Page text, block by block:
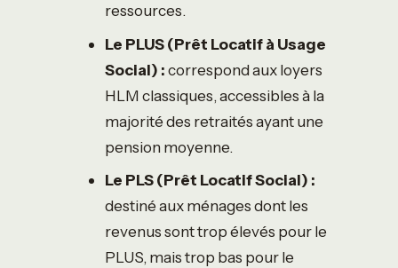
ressources.
Le PLUS (Prêt Locatif à Usage
Social) :correspond aux loyers
HLM classiques, accessibles à la
majorité des retraités ayant une
pension moyenne.
Le PLS (Prêt Locatif Social) :
destiné aux ménages dont les
revenus sont trop élevés pour le
PLUS, mais trop bas pour le